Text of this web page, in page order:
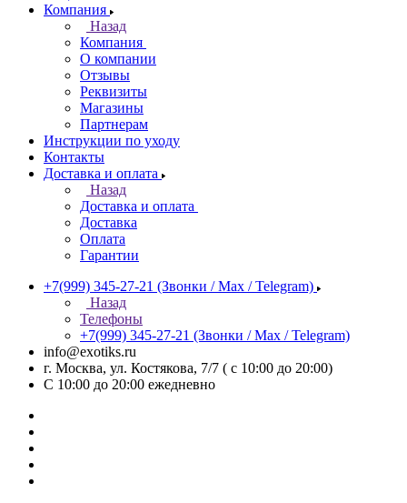
Компания
Назад
Компания
О компании
Отзывы
Реквизиты
Магазины
Партнерам
Инструкции по уходу
Контакты
Доставка и оплата
Назад
Доставка и оплата
Доставка
Оплата
Гарантии
+7(999) 345-27-21 (Звонки / Max / Telegram)
Назад
Телефоны
+7(999) 345-27-21 (Звонки / Max / Telegram)
info@exotiks.ru
г. Москва, ул. Костякова, 7/7 ( с 10:00 до 20:00)
С 10:00 до 20:00 ежедневно